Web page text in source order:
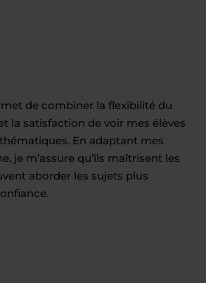
de combiner la flexibilité du
la satisfaction de voir mes élèves
En adaptant mes
je m’assure qu’ils maîtrisent les
aborder les sujets plus